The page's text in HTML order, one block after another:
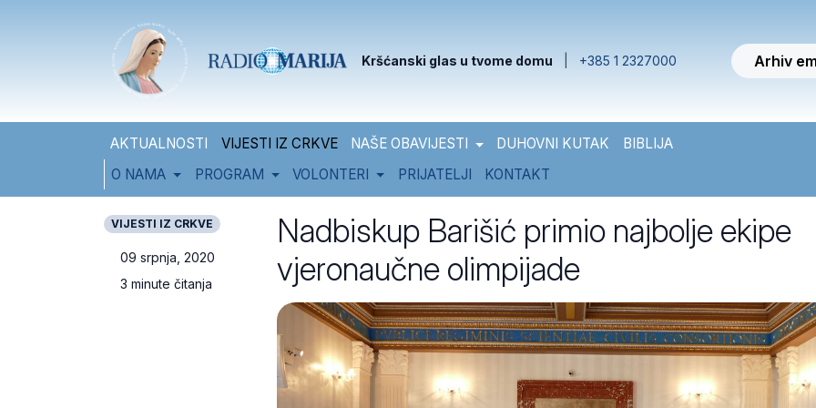
Kršćanski glas u tvome domu +385 1 2327000 Arhiv
AKTUALNOSTI VIJESTI IZ CRKVE NAŠE OBAVIJESTI DUHOVNI KUTAK
BIBLIJA
O NAMA
PROGRAM VOLONTERI PRIJATELJI KONTAKT
VIJESTI IZ CRKVE
09 srpnja, 2020
3 minute čitanja
Nadbiskup Barišić primio najbolje ekipe
vjeronaučne olimpijade